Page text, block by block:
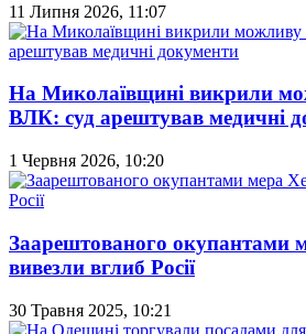
11 Липня 2026, 11:07
На Миколаївщині викрили
ВЛК: суд арештував медичні
1 Червня 2026, 10:20
Заарештованого окупантами
вивезли вглиб Росії
30 Травня 2025, 10:21